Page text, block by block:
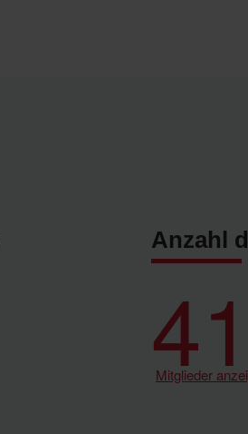
Anzahl
41
Mitglieder